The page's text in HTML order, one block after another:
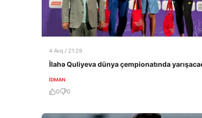
4 Avq / 21:29
İlahə Quliyeva dünya çempionatında
İDMAN
0 0